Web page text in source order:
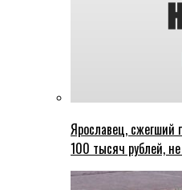
Ярославец, сжегший
100 тысяч рублей,